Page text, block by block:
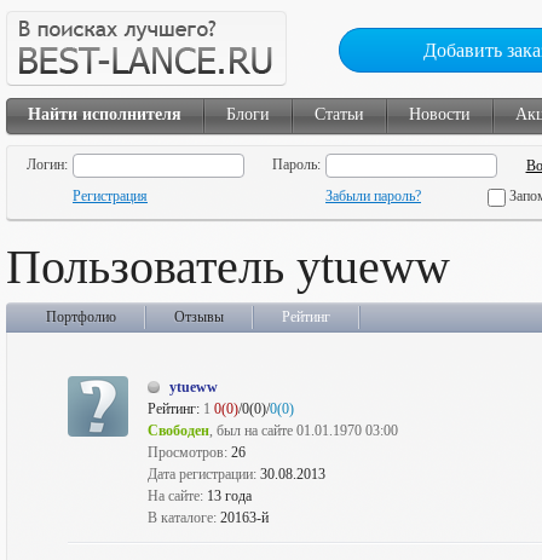
Добавить
Найти исполнителя Блоги Статьи Новости
Логин:
Пароль:
Регистрация
Забыли пароль?
Пользователь ytueww
Портфолио Отзывы Рейтинг
ytueww
Рейтинг: 1 0(0)/0(0)/0(0)
Свободен, был на сайте 01.01.1970 03:00
Просмотров: 26
Дата регистрации: 30.08.2013
На сайте: 13 года
В каталоге: 20163-й